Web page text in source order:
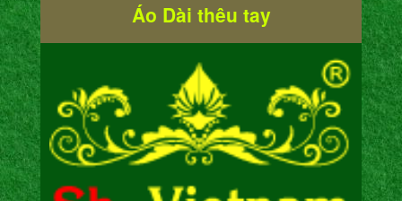
Áo Dài thêu tay